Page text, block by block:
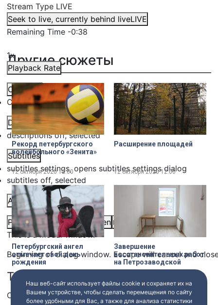
Stream Type LIVE
Seek to live, currently behind liveLIVE
Remaining Time -0:38
1x
Playback Rate
Chapters
Chapters
Descriptions
descriptions off, selected
Subtitles
subtitles settings, opens subtitles settings dialog
subtitles off, selected
Audio Track
Picture-in-Picture Fullscreen
Share
This is a modal window.
Beginning of dialog window. Escape will cancel and
Text
Color Transparency
Другие сюжеты
Рекорд петербургского
волейбольного «Зенита»
12 октября 202012:00
Расширение площадей
12 октября 202012:00
Петербургский ангел
отмечает свой день
рождения
12 октября 202012:00
Завершение
восстановительных работ
на Петрозаводской
12 октября 202012:00
Наш веб-сайт использует файлы cookie и сохраняет их на
Вашем устройстве, чтобы сделать перемещения по сайту
более удобными для Вас, а также для анализа статистики